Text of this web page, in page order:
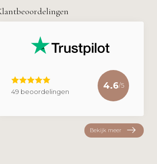
49 beoordelingen
4.6/5
Bekijk meer